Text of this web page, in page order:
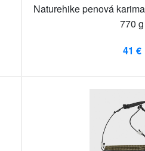
Naturehike penová
770 g
41 €